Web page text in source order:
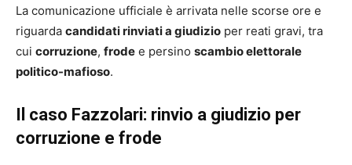
La comunicazione ufficiale è arrivata nelle scorse ore e
riguarda candidati rinviati a giudizio per reati gravi, tra
cui corruzione, frode e persino scambio elettorale
politico-mafioso.
Il caso Fazzolari: rinvio a giudizio per
corruzione e frode